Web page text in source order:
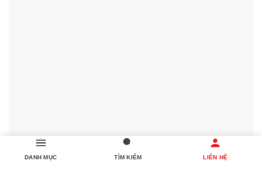
DANH MỤC TÌM KIẾM LIÊN HỆ